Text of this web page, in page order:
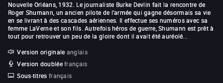
Nouvelle Orléans, 1932. Le journaliste Burke Devlin fait la rencontre de
Roger Shumann, un ancien pilote de l’armée qui gagne désormais sa vie
en se livrant à des cascades aériennes. Il effectue ses numéros avec sa
femme LaVerne et son fils. Autrefois héros de guerre, Shumann est prêt à
tout pour retrouver un peu de la gloire dont il avait été auréolé...
Version originale anglais
Version doublée français
Sous-titres français